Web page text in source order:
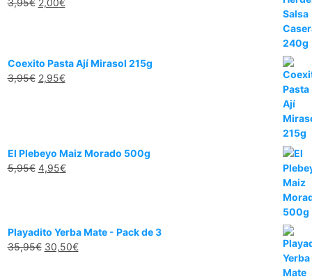
Coexito Pasta Ají Mirasol 215g
3,95€ 2,95€
El Plebeyo Maiz Morado 500g
5,95€ 4,95€
Playadito Yerba Mate - Pack de 3
35,95€ 30,50€